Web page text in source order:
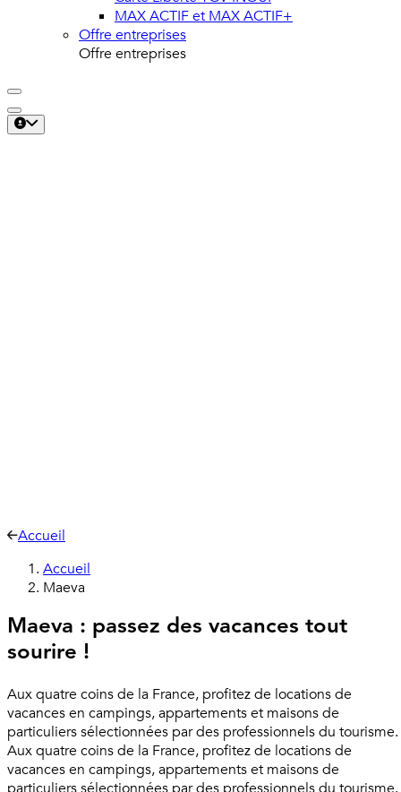
MAX ACTIF et MAX ACTIF+
Offre entreprises
Offre entreprises
Accueil
Accueil
Maeva
Maeva : passez des vacances tout
sourire !
Aux quatre coins de la France, profitez de locations de
vacances en campings, appartements et maisons de
particuliers sélectionnées par des professionnels du tourisme.
Aux quatre coins de la France, profitez de locations de
vacances en campings, appartements et maisons de
particuliers sélectionnées par des professionnels du tourisme.